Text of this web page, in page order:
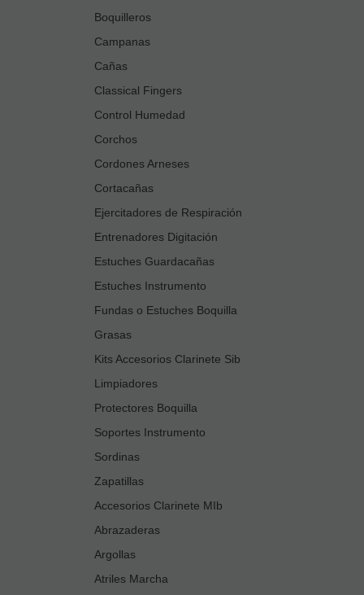
Boquilleros
Campanas
Cañas
Classical Fingers
Control Humedad
Corchos
Cordones Arneses
Cortacañas
Ejercitadores de Respiración
Entrenadores Digitación
Estuches Guardacañas
Estuches Instrumento
Fundas o Estuches Boquilla
Grasas
Kits Accesorios Clarinete Sib
Limpiadores
Protectores Boquilla
Soportes Instrumento
Sordinas
Zapatillas
Accesorios Clarinete MIb
Abrazaderas
Argollas
Atriles Marcha